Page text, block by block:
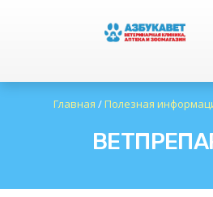
Главная /Полезная